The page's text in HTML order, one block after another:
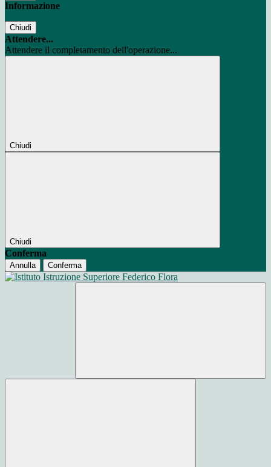
Informazione
Chiudi
Attendere...
Attendere il completamento dell'operazione...
Chiudi
Chiudi
Conferma
Annulla Conferma